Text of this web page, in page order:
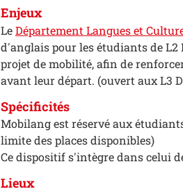
Enjeux
LeDépartement Langues et
d'anglais pour les étudiants de L2
projet de mobilité, afin de
avant leur départ. (ouvert aux L3
Spécificités
Mobilang est réservé aux
limite des places disponibles)
Ce dispositif s'intègre dans celui
Lieux